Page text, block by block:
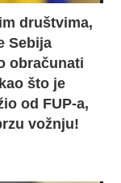
društvima,
Sebija
obračunati
što je
od FUP-a,
vožnju!